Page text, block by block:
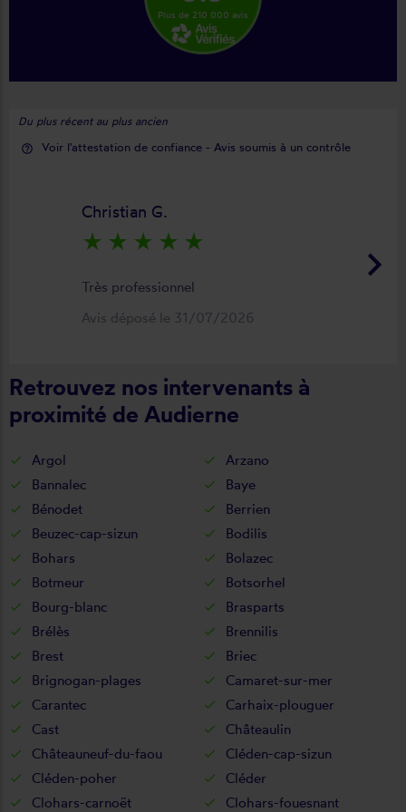
Plus de 210 000 avis
Du plus récent au plus ancien
help_outline Voir l'attestation de confiance - Avis soumis à un contrôle
keyboard_arrow_right
Christian G.
star_rate star_rate star_rate star_rate star_rate
Très professionnel
Avis déposé le 31/07/2026
Retrouvez nos intervenants à
proximité de Audierne
Argol
Arzano
Bannalec
Baye
Bénodet
Berrien
Beuzec-cap-sizun
Bodilis
Bohars
Bolazec
Botmeur
Botsorhel
Bourg-blanc
Brasparts
Brélès
Brennilis
Brest
Briec
Brignogan-plages
Camaret-sur-mer
Carantec
Carhaix-plouguer
Cast
Châteaulin
Châteauneuf-du-faou
Cléden-cap-sizun
Cléden-poher
Cléder
Clohars-carnoët
Clohars-fouesnant